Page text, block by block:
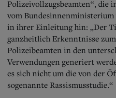
Polizeivollzugsbeamten“, die
vom
in ihrer Einleitung hin: „Der
ganzheitlich Erkenntnisse
Polizeibeamten in den
Verwendungen generiert
es sich nicht um die von der
sogenannte Rassismusstudie.“